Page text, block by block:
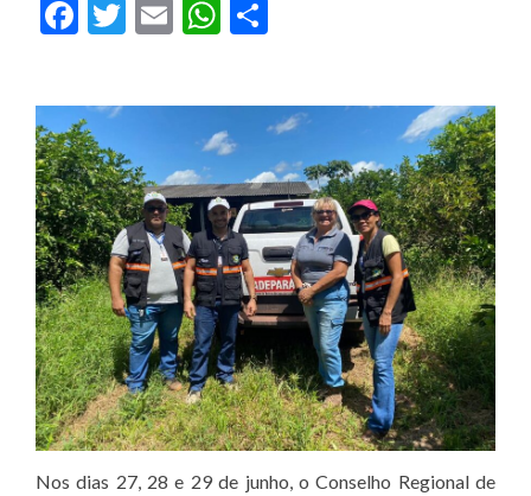
Facebook
Twitter
EmailWhatsApp
Nos dias 27, 28 e 29 de junho, o Conselho Regional de